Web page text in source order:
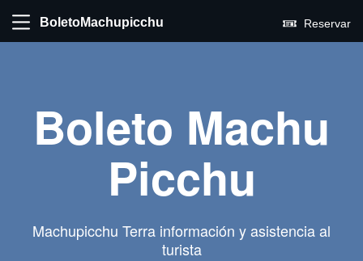
BoletoMachupicchu Reservar
Boleto Machu
Picchu
Machupicchu Terra información y asistencia al
turista